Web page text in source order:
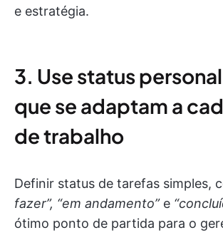
e estratégia.
3. Use status
que se adaptam a
de trabalho
Definir status de tarefas simples,
fazer”, “em andamento”e
ótimo ponto de partida para o